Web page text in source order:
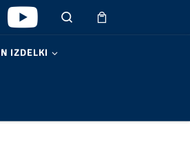
Search
IZDELKI